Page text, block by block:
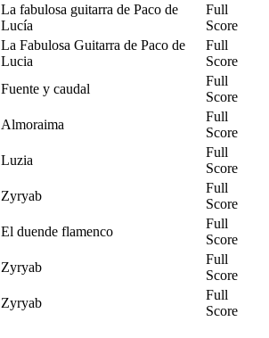
La fabulosa guitarra de Paco de
Lucía
Full
Score
La Fabulosa Guitarra de Paco de
Lucia
Full
Score
Fuente y caudal
Full
Score
Almoraima
Full
Score
Luzia
Full
Score
Zyryab
Full
Score
El duende flamenco
Full
Score
Zyryab
Full
Score
Zyryab
Full
Score